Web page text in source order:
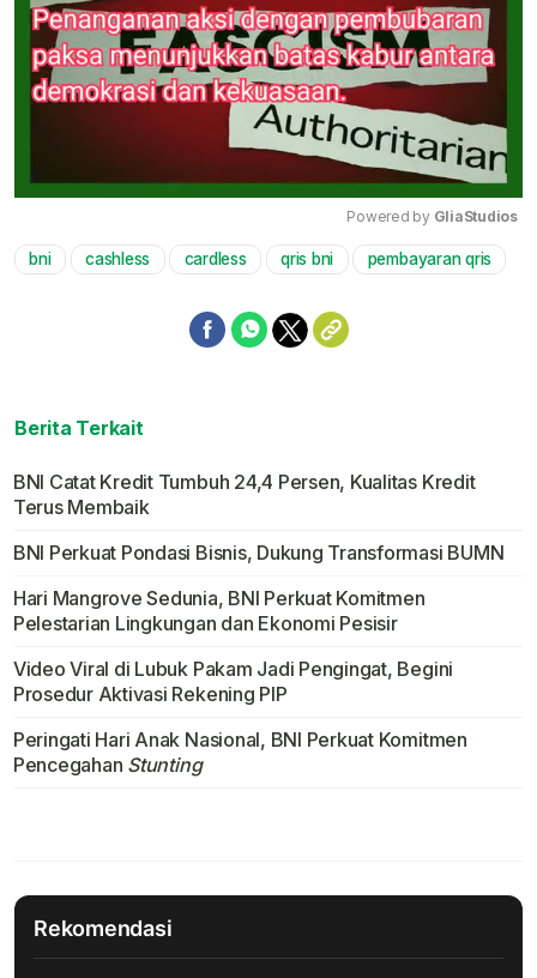
Mute
Powered by GliaStudios
bni cashless cardless qris bni pembayaran qris
Berita Terkait
BNI Catat Kredit Tumbuh 24,4 Persen, Kualitas Kredit
Terus Membaik
BNI Perkuat Pondasi Bisnis, Dukung Transformasi BUMN
Hari Mangrove Sedunia, BNI Perkuat Komitmen
Pelestarian Lingkungan dan Ekonomi Pesisir
Video Viral di Lubuk Pakam Jadi Pengingat, Begini
Prosedur Aktivasi Rekening PIP
Peringati Hari Anak Nasional, BNI Perkuat Komitmen
Pencegahan Stunting
Rekomendasi